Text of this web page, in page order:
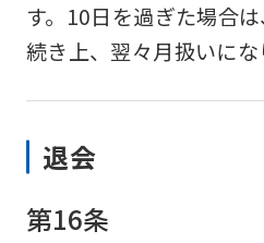
す。10日を過ぎた場合
続き上、翌々月扱いにな
退会
第16条
if